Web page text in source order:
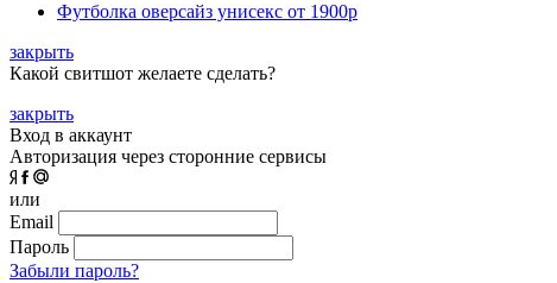
Футболка оверсайз унисекс от 1900р
закрыть
Какой свитшот желаете сделать?
закрыть
Вход в аккаунт
Авторизация через сторонние сервисы
или
Email
Пароль
Забыли пароль?